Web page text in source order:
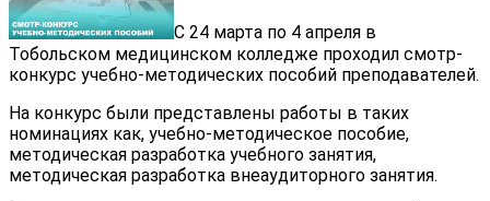
С 24 марта по 4 апреля в
Тобольском медицинском колледже проходил смотр-
конкурс учебно-методических пособий преподавателей.
На конкурс были представлены работы в таких
номинациях как, учебно-методическое пособие,
методическая разработка учебного занятия,
методическая разработка внеаудиторного занятия.